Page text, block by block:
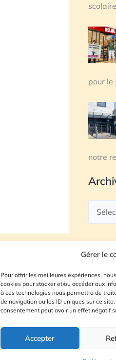
Gérer le
Pour offrir les meilleures expériences,
cookies pour stocker et/ou accéder aux
à ces technologies nous permettra de
de navigation ou les ID uniques sur ce
consentement peut avoir un effet négatif
Accepter
scolaire
pour le
notre
Plan du site